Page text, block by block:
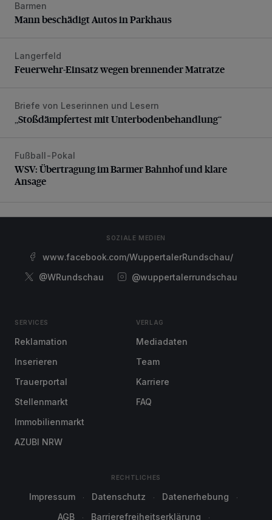
Mann beschädigt Autos in Parkhaus
Barmen
Mann beschädigt Autos in Parkhaus
Feuerwehr-Einsatz wegen brennender Matratze
Langerfeld
Feuerwehr-Einsatz wegen brennender Matratze
„Stoßdämpfertest mit Unterbodenbehandlung“
Briefe von Leserinnen und Lesern
„Stoßdämpfertest mit Unterbodenbehandlung“
WSV: Übertragung im Barmer Bahnhof und klare Ansage
Fußball-Pokal
WSV: Übertragung im Barmer Bahnhof und klare
Ansage
SOZIALE MEDIEN
www.facebook.com/WuppertalerRundschau/
@WRundschau
@wuppertalerrundschau
SERVICES
Reklamation
Inserieren
Trauerportal
Stellenmarkt
Immobilienmarkt
AZUBI NRW
VERLAG
Mediadaten
Team
Karriere
FAQ
RECHTLICHES
Impressum Datenschutz
Datenerhebung
AGB
Barrierefreiheitserklärung